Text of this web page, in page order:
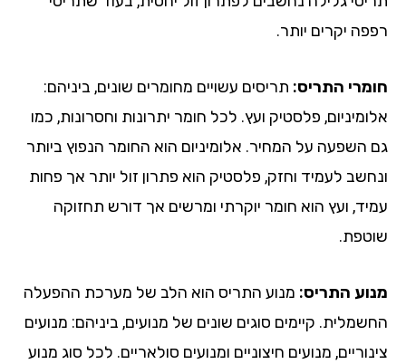
יקרים יותר.
התריס:תריסים עשויים מחומרים שונים, ביניהם:
פלסטיק ועץ. לכל חומר יתרונות וחסרונות, כמו
השפעה על המחיר. אלומיניום הוא החומר הנפוץ ביותר
לעמיד וחזק, פלסטיק הוא פתרון זול יותר אך פחות
ועץ הוא חומר יוקרתי ומרשים אך דורש תחזוקה
התריס:מנוע התריס הוא הלב של מערכת ההפעלה
קיימים סוגים שונים של מנועים, ביניהם: מנועים
מנועים חיצוניים ומנועים סולאריים. לכל סוג מנוע